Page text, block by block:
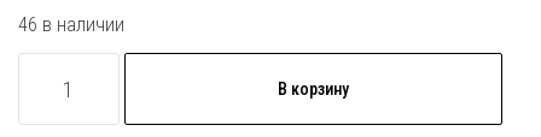
46 в наличии
товара
В корзину